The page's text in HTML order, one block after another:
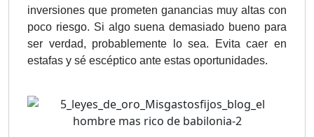
inversiones que prometen ganancias muy altas con
poco riesgo. Si algo suena demasiado bueno para
ser verdad, probablemente lo sea. Evita caer en
estafas y sé escéptico ante estas oportunidades.